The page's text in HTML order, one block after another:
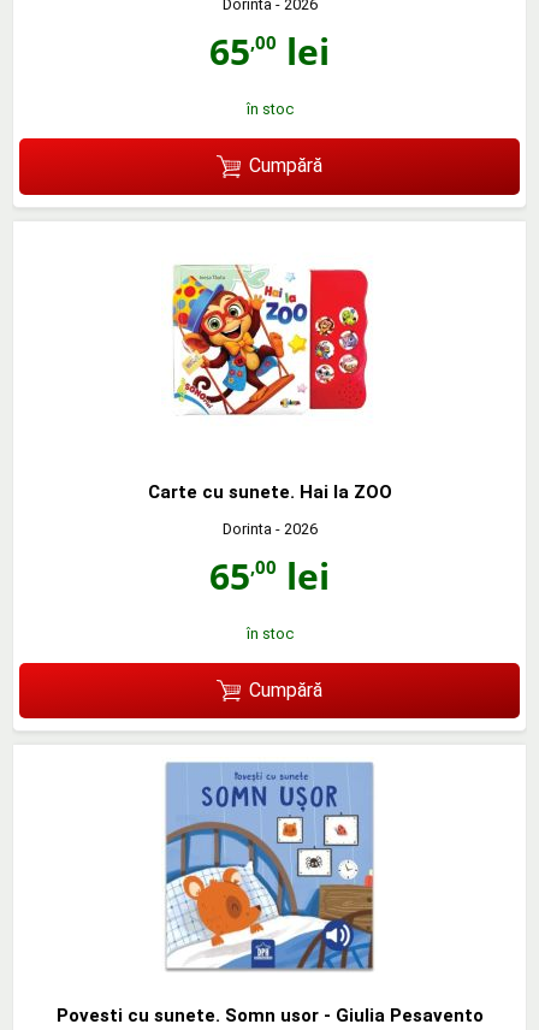
Dorinta - 2026
65,00 lei
în stoc
Cumpără
Carte cu sunete. Hai la ZOO
Dorinta - 2026
65,00 lei
în stoc
Cumpără
Povesti cu sunete. Somn usor - Giulia Pesavento